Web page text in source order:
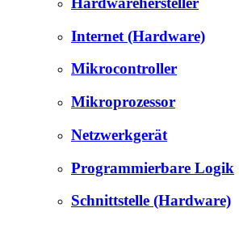
Internet (Hardware)
Mikrocontroller
Mikroprozessor
Netzwerkgerät
Programmierbare Logik
Schnittstelle (Hardware)